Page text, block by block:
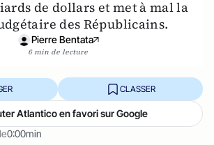
de dollars et met à mal la
des Républicains.
Pierre Bentata
6 min de lecture
0:00min
CLASSER
Atlantico en favori sur Google